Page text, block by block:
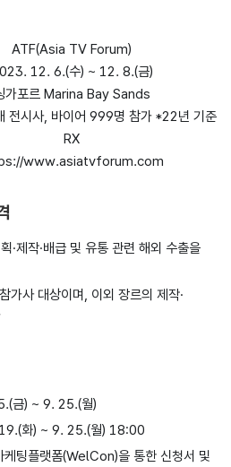
ATF(Asia TV Forum)
12. 6.(수) ~ 12. 8.(금)
가포르 Marina Bay Sands
전시사, 바이어 999명 참가 *22년 기준
RX
www.asiatvforum.com
·제작·배급 및 유통 관련 해외 수출을
사 대상이며, 이외 장르의 제작·
금) ~ 9. 25.(월)
화) ~ 9. 25.(월) 18:00
케팅플랫폼(WelCon)을 통한 신청서 및